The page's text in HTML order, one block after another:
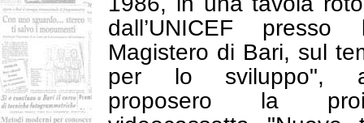
dall’UNICEF
Magistero di Bari, sul
per lo sviluppo",
proposero la